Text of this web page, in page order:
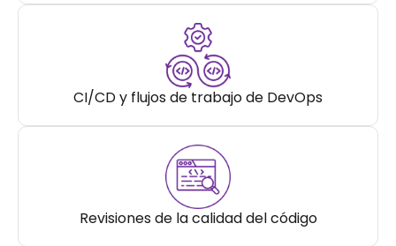
CI/CD y flujos de trabajo de DevOps
Revisiones de la calidad del código